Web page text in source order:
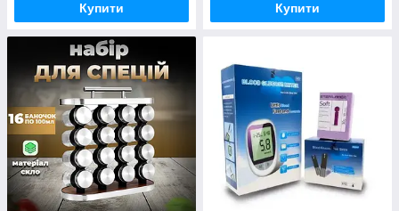
Купити Купити